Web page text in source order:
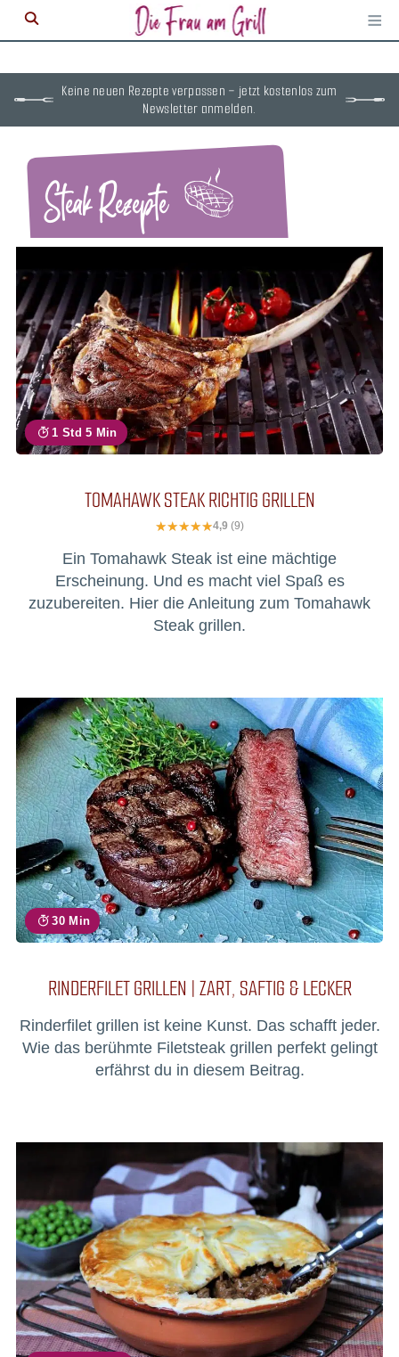
≡
Keine neuen Rezepte verpassen – jetzt kostenlos zum
Newsletter anmelden.
Steak Rezepte
1 Std 5 Min
TOMAHAWK STEAK RICHTIG GRILLEN
4,9 (9)
Ein Tomahawk Steak ist eine mächtige
Erscheinung. Und es macht viel Spaß es
zuzubereiten. Hier die Anleitung zum Tomahawk
Steak grillen.
30 Min
RINDERFILET GRILLEN | ZART, SAFTIG & LECKER
Rinderfilet grillen ist keine Kunst. Das schafft jeder.
Wie das berühmte Filetsteak grillen perfekt gelingt
erfährst du in diesem Beitrag.